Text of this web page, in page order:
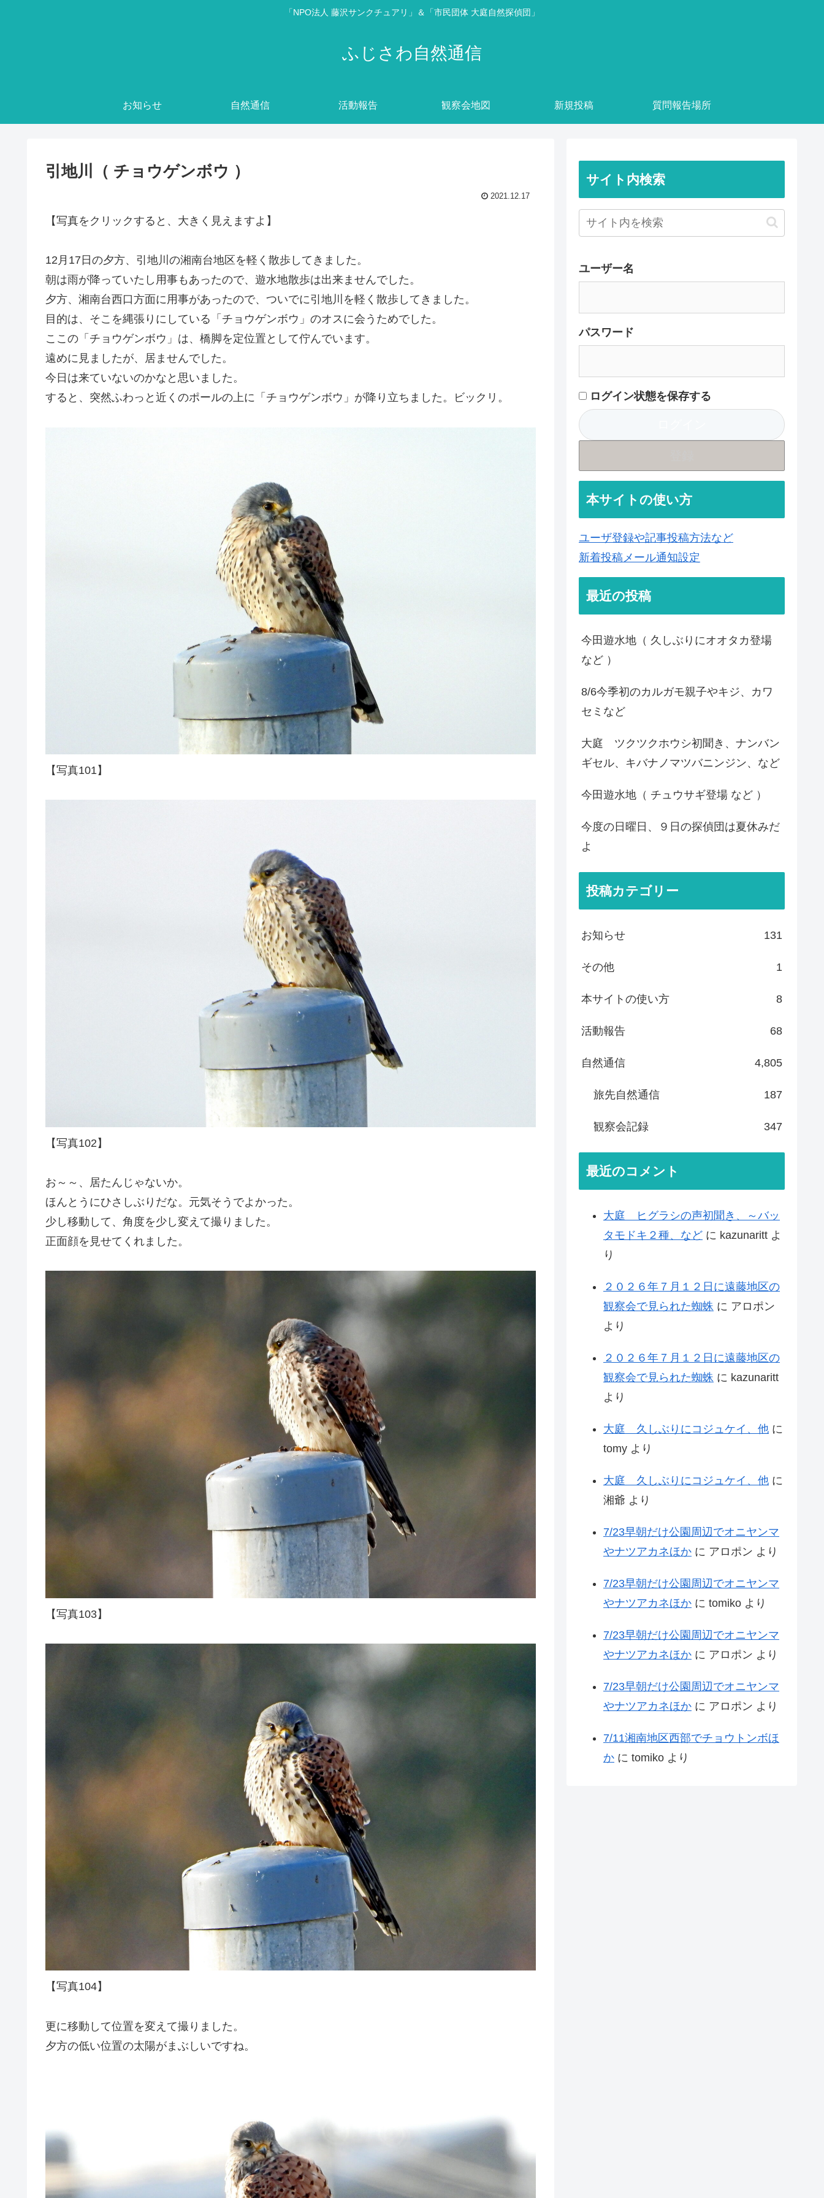
「NPO法人 藤沢サンクチュアリ」＆「市民団体 大庭自然探偵団」
ふじさわ自然通信
お知らせ 自然通信 活動報告 観察会地図 新規投稿 質問報告場所
引地川（ チョウゲンボウ ）
2021.12.17
【写真をクリックすると、大きく見えますよ】
12月17日の夕方、引地川の湘南台地区を軽く散歩してきました。
朝は雨が降っていたし用事もあったので、遊水地散歩は出来ませんでした。
夕方、湘南台西口方面に用事があったので、ついでに引地川を軽く散歩してきました。
目的は、そこを縄張りにしている「チョウゲンボウ」のオスに会うためでした。
ここの「チョウゲンボウ」は、橋脚を定位置として佇んでいます。
遠めに見ましたが、居ませんでした。
今日は来ていないのかなと思いました。
すると、突然ふわっと近くのポールの上に「チョウゲンボウ」が降り立ちました。ビックリ。
【写真101】
【写真102】
お～～、居たんじゃないか。
ほんとうにひさしぶりだな。元気そうでよかった。
少し移動して、角度を少し変えて撮りました。
正面顔を見せてくれました。
【写真103】
【写真104】
更に移動して位置を変えて撮りました。
夕方の低い位置の太陽がまぶしいですね。
サイト内検索
ユーザー名
パスワード
ログイン状態を保存する
本サイトの使い方
ユーザ登録や記事投稿方法など
新着投稿メール通知設定
最近の投稿
今田遊水地（ 久しぶりにオオタカ登場
など ）
8/6今季初のカルガモ親子やキジ、カワ
セミなど
大庭 ツクツクホウシ初聞き、ナンバン
ギセル、キバナノマツバニンジン、など
今田遊水地（ チュウサギ登場 など ）
今度の日曜日、９日の探偵団は夏休みだ
よ
投稿カテゴリー
お知らせ 131
その他 1
本サイトの使い方 8
活動報告 68
自然通信 4,805
旅先自然通信 187
観察会記録 347
最近のコメント
大庭 ヒグラシの声初聞き、～バッ
タモドキ２種、など に kazunaritt よ
り
２０２６年７月１２日に遠藤地区の
観察会で見られた蜘蛛 に アロポン
より
２０２６年７月１２日に遠藤地区の
観察会で見られた蜘蛛 に kazunaritt
より
大庭 久しぶりにコジュケイ、他 に
tomy より
大庭 久しぶりにコジュケイ、他 に
湘爺 より
7/23早朝だけ公園周辺でオニヤンマ
やナツアカネほか に アロポン より
7/23早朝だけ公園周辺でオニヤンマ
やナツアカネほか に tomiko より
7/23早朝だけ公園周辺でオニヤンマ
やナツアカネほか に アロポン より
7/23早朝だけ公園周辺でオニヤンマ
やナツアカネほか に アロポン より
7/11湘南地区西部でチョウトンボほ
か に tomiko より